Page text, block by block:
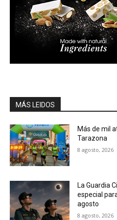
MÁS LEIDOS
Más de mil
Tarazona
8 agosto, 2026
La Guardia
especial
agosto
8 agosto, 2026